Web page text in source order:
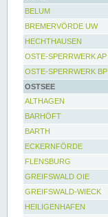
BELUM
BREMERVÖRDE UW
HECHTHAUSEN
OSTE-SPERRWERK AP
OSTE-SPERRWERK BP
OSTSEE
ALTHAGEN
BARHÖFT
BARTH
ECKERNFÖRDE
FLENSBURG
GREIFSWALD OIE
GREIFSWALD-WIECK
HEILIGENHAFEN